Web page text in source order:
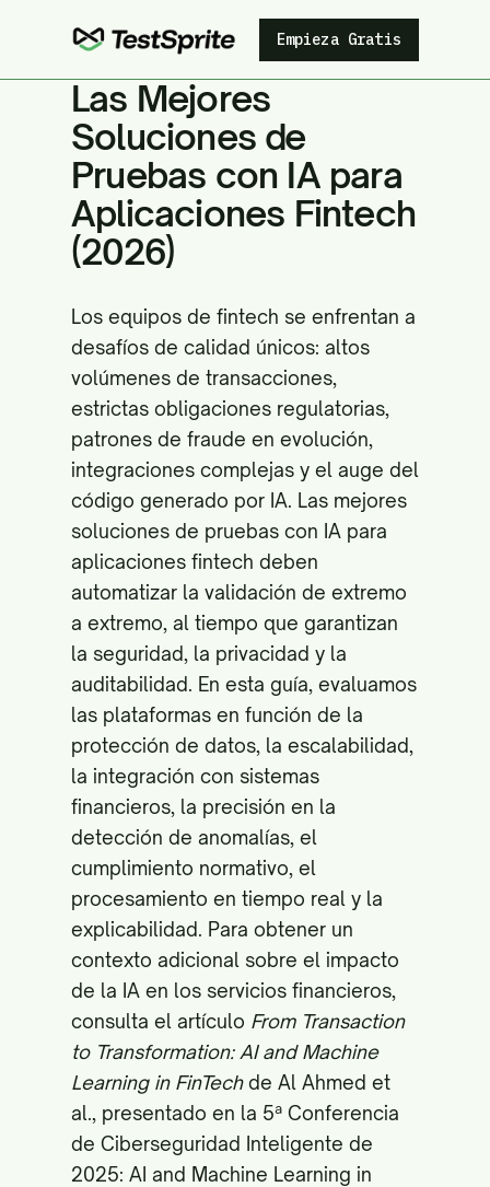
Empieza Gratis
Las Mejores
Soluciones de
Pruebas con IA para
Aplicaciones Fintech
(2026)
Los equipos de fintech se enfrentan a
desafíos de calidad únicos: altos
volúmenes de transacciones,
estrictas obligaciones regulatorias,
patrones de fraude en evolución,
integraciones complejas y el auge del
código generado por IA. Las mejores
soluciones de pruebas con IA para
aplicaciones fintech deben
automatizar la validación de extremo
a extremo, al tiempo que garantizan
la seguridad, la privacidad y la
auditabilidad. En esta guía, evaluamos
las plataformas en función de la
protección de datos, la escalabilidad,
la integración con sistemas
financieros, la precisión en la
detección de anomalías, el
cumplimiento normativo, el
procesamiento en tiempo real y la
explicabilidad. Para obtener un
contexto adicional sobre el impacto
de la IA en los servicios financieros,
consulta el artículo From Transaction
to Transformation: AI and Machine
Learning in FinTechde Al Ahmed et
al., presentado en la 5ª Conferencia
de Ciberseguridad Inteligente de
2025: AI and Machine Learning in